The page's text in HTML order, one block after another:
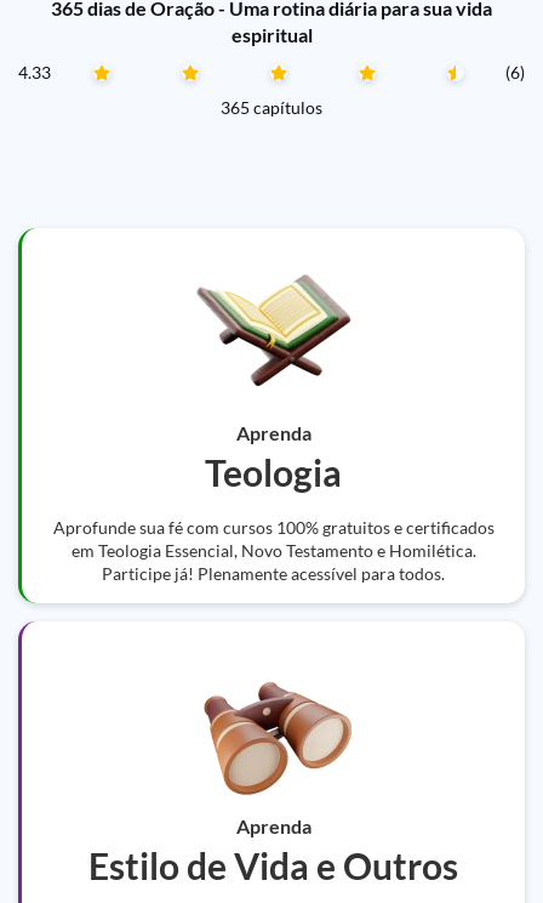
365 dias de Oração - Uma rotina diária para sua vida
espiritual
4.33
(6)
365 capítulos
Aprenda
Teologia
Aprofunde sua fé com cursos 100% gratuitos e certificados
em Teologia Essencial, Novo Testamento e Homilética.
Participe já! Plenamente acessível para todos.
Aprenda
Estilo de Vida e Outros